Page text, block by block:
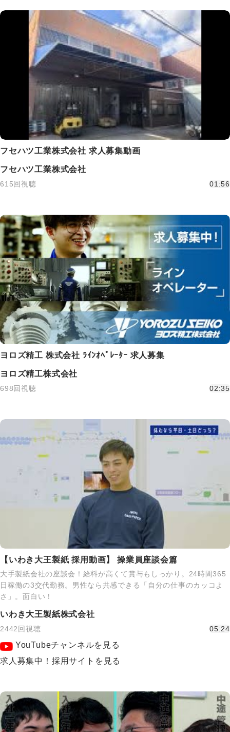
フセハツ工業株式会社 求人募集動画
フセハツ工業株式会社
615回視聴 01:56
ヨロズ精工 株式会社 ﾗｲﾝｵﾍﾟﾚｰﾀｰ 求人募集
ヨロズ精工株式会社
698回視聴 02:35
【いわき大王製紙 採用動画】 操業員座談会篇
大手製紙会社の座談会！給料が高くて賞与もしっかり。24時間365
日稼働の3交代勤務。男性なら共感できる「自分の仕事のカッコよ
さ」。面白い！
いわき大王製紙株式会社
2442回視聴 05:24
YouTubeチャンネルを見る
求人募集中！採用サイトを見る